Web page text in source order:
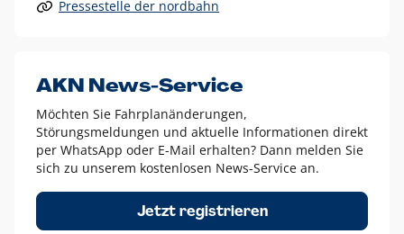
Alle anderen Logo-Varianten dürfen nur in Ausnahmefällen
Diese Ausnahmen sind zum Beispiel:
dem AKN Blau,
weißes Logo auf Fotohintergründen,
schwarzes Logo für reine Schwarz-Weiß-Umsetzungen
Um das Logo herum muss ein Schutzraum von jeweils einer
Höhe bzw. Breite des N aus AKN in alle Richtungen
Pressestelle der nordbahn
AKN News-Service
Möchten Sie Fahrplanänderungen,
Störungsmeldungen und aktuelle Informationen direkt
per WhatsApp oder E-Mail erhalten? Dann melden Sie
sich zu unserem kostenlosen News-Service an.
Jetzt registrieren